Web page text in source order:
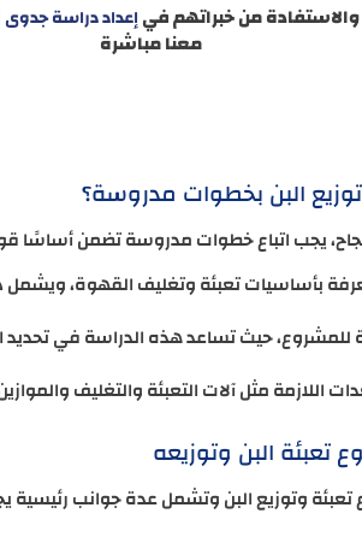
من خبراتهم فيإعداد دراسة جدوى
معنا مباشرة
البن بخطوات مدروسة؟
يجب اتباع خطوات مدروسة تضمن أساسًا
بأساسيات تعبئة وتغليف القهوة، ويشمل
حيث تساعد هذه الدراسة في
اللازمة مثل آلات التعبئة والتغليف
تعبئة البن وتوزيعه
تعبئة وتوزيع البن وتشمل عدة جوانب رئيسية